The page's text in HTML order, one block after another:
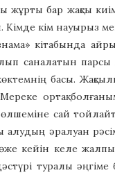
бар жақсы
кім науырыз
кітабында
саналатын
басы.
ортақ
сай
әралуан
кейін келе
туралы